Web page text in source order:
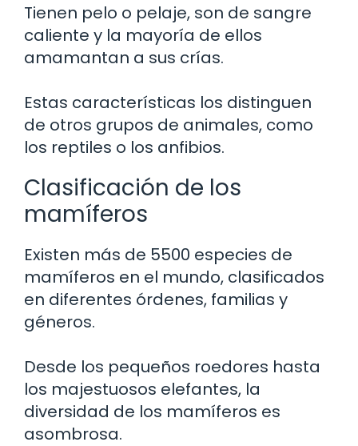
Tienen pelo o pelaje, son de sangre
caliente y la mayoría de ellos
amamantan a sus crías.
Estas características los distinguen
de otros grupos de animales, como
los reptiles o los anfibios.
Clasificación de los
mamíferos
Existen más de 5500 especies de
mamíferos en el mundo, clasificados
en diferentes órdenes, familias y
géneros.
Desde los pequeños roedores hasta
los majestuosos elefantes, la
diversidad de los mamíferos es
asombrosa.